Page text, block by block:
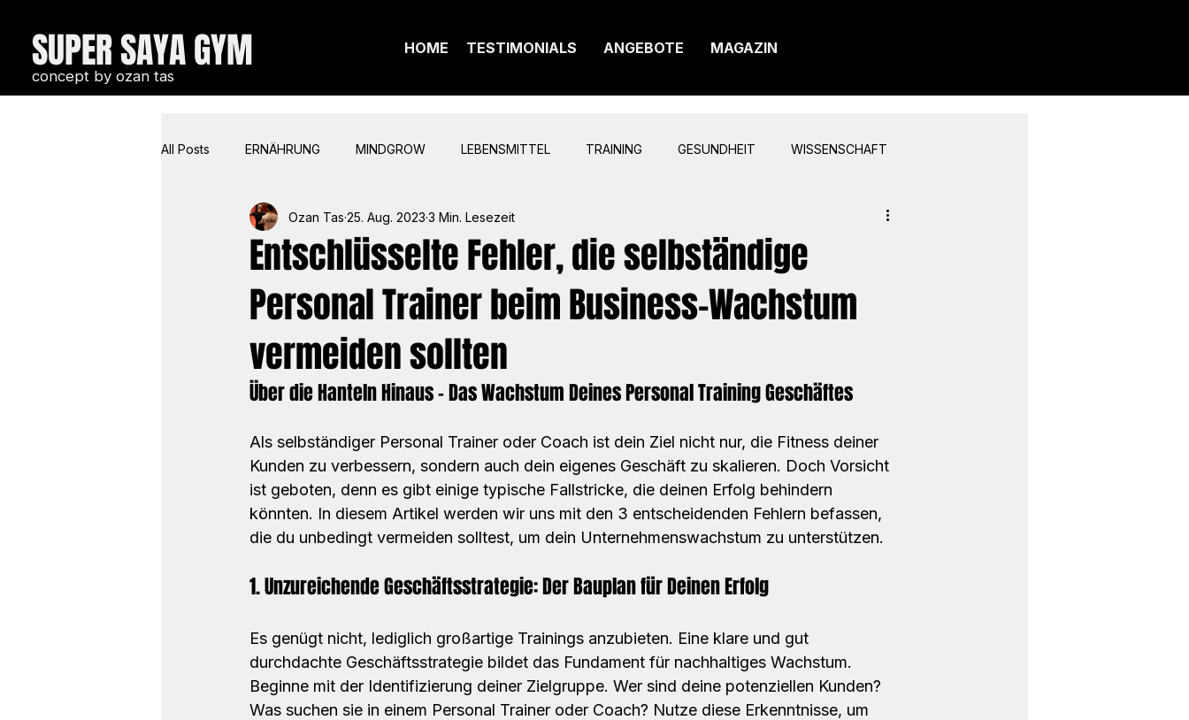
SUPER SAYA GYM
concept by ozan tas
HOME TESTIMONIALS ANGEBOTE MAGAZIN
All Posts ERNÄHRUNG MINDGROW LEBENSMITTEL TRAINING GESUNDHEIT WISSENSCHAFT
COACHIN & COMMUNICATION
Entschlüsselte Fehler, die selbständige
Personal Trainer beim Business-Wachstum
vermeiden sollten
Ozan Tas 25. Aug. 2023 3 Min. Lesezeit
Über die Hanteln Hinaus - Das Wachstum Deines Personal Training Geschäftes
Als selbständiger Personal Trainer oder Coach ist dein Ziel nicht nur, die Fitness deiner
Kunden zu verbessern, sondern auch dein eigenes Geschäft zu skalieren. Doch Vorsicht
ist geboten, denn es gibt einige typische Fallstricke, die deinen Erfolg behindern
könnten. In diesem Artikel werden wir uns mit den 3 entscheidenden Fehlern befassen,
die du unbedingt vermeiden solltest, um dein Unternehmenswachstum zu unterstützen.
1. Unzureichende Geschäftsstrategie: Der Bauplan für Deinen Erfolg
Es genügt nicht, lediglich großartige Trainings anzubieten. Eine klare und gut
durchdachte Geschäftsstrategie bildet das Fundament für nachhaltiges Wachstum.
Beginne mit der Identifizierung deiner Zielgruppe. Wer sind deine potenziellen Kunden?
Was suchen sie in einem Personal Trainer oder Coach? Nutze diese Erkenntnisse, um